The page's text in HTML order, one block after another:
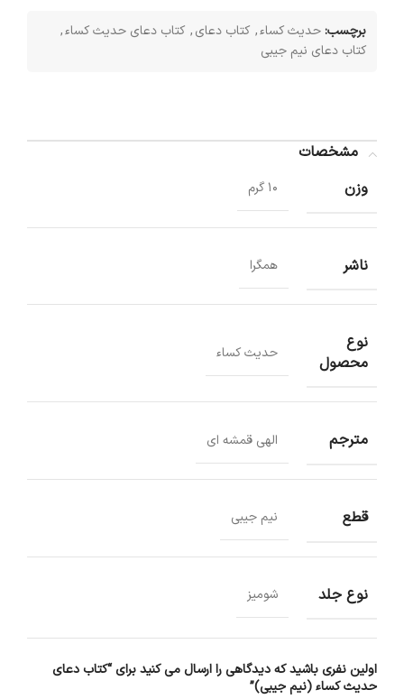
برچسب:حدیث کساء, کتاب دعای, کتاب دعای حدیث کساء,
کتاب دعای نیم جیبی
مشخصات
وزن
10 گرم
ناشر همگرا
نوع
محصول
حدیث کساء
مترجم الهی قمشه ای
قطع نیم جیبی
نوع جلد شومیز
اولین نفری باشید که دیدگاهی را ارسال می کنید برای “کتاب دعای
حدیث کساء (نیم جیبی)”